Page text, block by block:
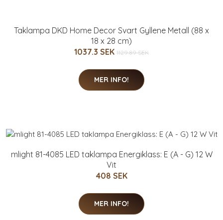
Taklampa DKD Home Decor Svart Gyllene Metall (88 x
18 x 28 cm)
1037.3 SEK 1129.89 SEK
MER INFO!
mlight 81-4085 LED taklampa Energiklass: E (A - G) 12 W
Vit
408 SEK
MER INFO!